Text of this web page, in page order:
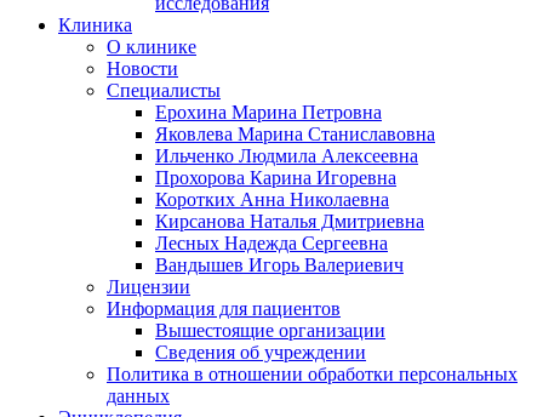
Клиника
О клинике
Новости
Специалисты
Ерохина Марина Петровна
Яковлева Марина Станиславовна
Ильченко Людмила Алексеевна
Прохорова Карина Игоревна
Коротких Анна Николаевна
Кирсанова Наталья Дмитриевна
Лесных Надежда Сергеевна
Вандышев Игорь Валериевич
Лицензии
Информация для пациентов
Вышестоящие организации
Сведения об учреждении
Политика в отношении обработки персональных
данных